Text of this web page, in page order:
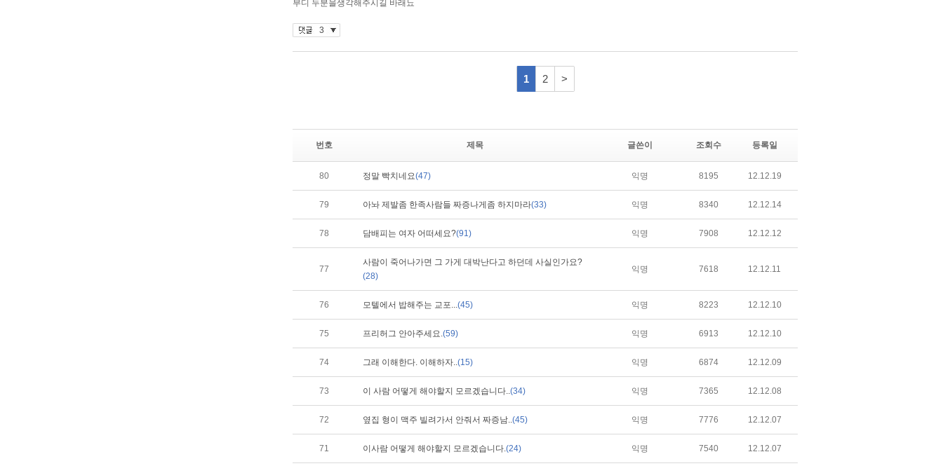
번호 제목 글쓴이 조회수 등록일
80 정말 빡치네요(47) 익명 8195 12.12.19
79 아놔 제발좀 한족사람들 짜증나게좀 하지마라(33) 익명 8340 12.12.14
78 담배피는 여자 어떠세요?(91) 익명 7908 12.12.12
77
사람이 죽어나가면 그 가게 대박난다고 하던데 사실인가요?
(28)
익명 7618 12.12.11
76 모텔에서 밥해주는 교포...(45) 익명 8223 12.12.10
75 프리허그 안아주세요.(59) 익명 6913 12.12.10
74 그래 이해한다. 이해하자..(15) 익명 6874 12.12.09
73 이 사람 어떻게 해야할지 모르겠습니다..(34) 익명 7365 12.12.08
72 옆집 형이 맥주 빌려가서 안줘서 짜증남..(45) 익명 7776 12.12.07
71 이사람 어떻게 해야할지 모르겠습니다.(24) 익명 7540 12.12.07